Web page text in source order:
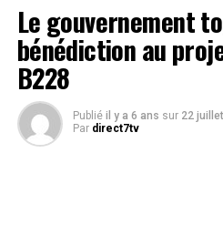
Le gouvernement
bénédiction au
B228
Publié il y a 6 ans sur 22
Par direct7tv